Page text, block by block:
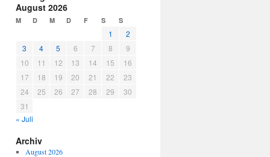
August 2026
M D M D F S S
1
2
3
4 5 6 7 8
9
10
11 12 13 14 15
16
17
18 19 20 21 22
23
24
25 26 27 28 29
30
31
« Juli
Archiv
August 2026